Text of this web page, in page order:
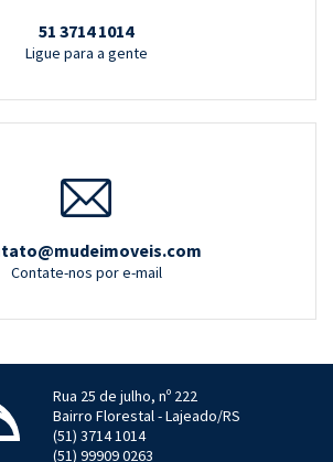
51 3714 1014
Ligue para a gente
Contate-nos por e-mail
Rua 25 de julho, nº 222
Bairro Florestal - Lajeado/RS
(51) 3714 1014
(51) 99909 0263